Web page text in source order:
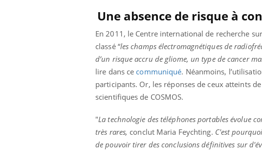
Une absence de risque à
En 2011, le Centre international de recherche
classé “les champs électromagnétiques de
d’un risque accru de gliome, un type de cancer
lire dans ce communiqué. Néanmoins,
participants. Or, les réponses de ceux atteints
scientifiques de COSMOS.
"La technologie des téléphones portables évolue
très rares, conclut Maria Feychting. C'est
de pouvoir tirer des conclusions définitives sur